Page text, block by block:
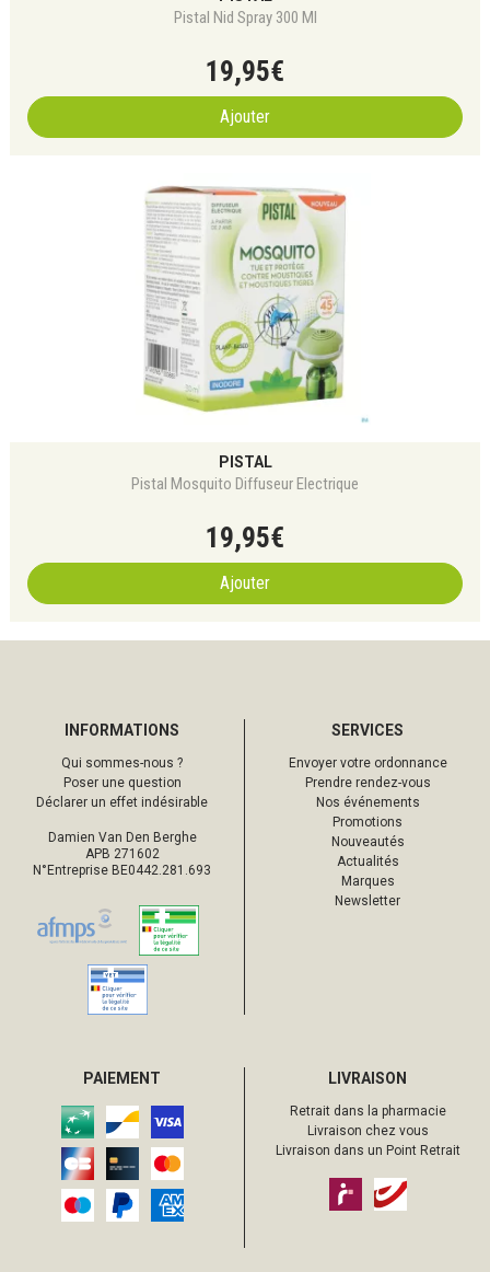
Pistal Nid Spray 300 Ml
19,95€
Ajouter
PISTAL
Pistal Mosquito Diffuseur Electrique
19,95€
Ajouter
INFORMATIONS
Qui sommes-nous ?
Poser une question
Déclarer un effet indésirable
Damien Van Den Berghe
APB 271602
N°Entreprise BE0442.281.693
SERVICES
Envoyer votre ordonnance
Prendre rendez-vous
Nos événements
Promotions
Nouveautés
Actualités
Marques
Newsletter
PAIEMENT LIVRAISON
Retrait dans la pharmacie
Livraison chez vous
Livraison dans un Point Retrait